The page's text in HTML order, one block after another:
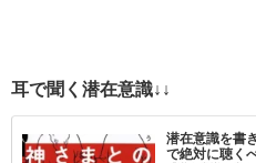
耳で聞く潜在意識↓↓
潜在意識を書
で絶対に聴く